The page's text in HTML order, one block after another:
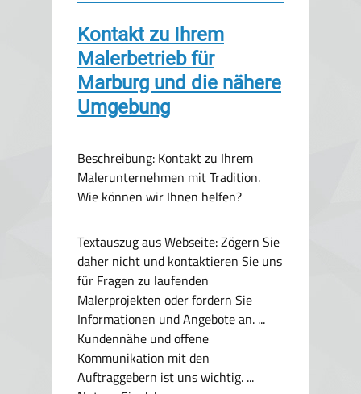
Kontakt zu Ihrem
Malerbetrieb für
Marburg und die nähere
Umgebung
Beschreibung: Kontakt zu Ihrem
Malerunternehmen mit Tradition.
Wie können wir Ihnen helfen?
Textauszug aus Webseite:Zögern Sie
daher nicht und kontaktieren Sie uns
für Fragen zu laufenden
Malerprojekten oder fordern Sie
Informationen und Angebote an. ...
Kundennähe und offene
Kommunikation mit den
Auftraggebern ist uns wichtig. ...